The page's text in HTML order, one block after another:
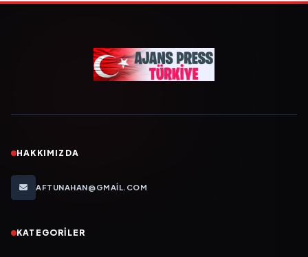
HAKKIMIZDA
AFTUNAHAN@GMAIL.COM
KATEGORILER